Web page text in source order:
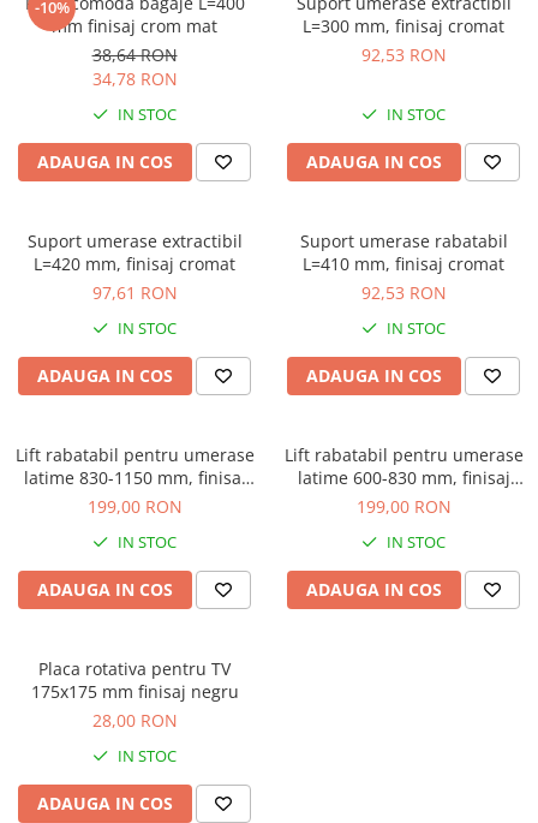
Sisteme si accesorii pentru
Sisteme pentru usi pliante
Accesorii dressing
Bari pentru haine
Console si suporti polita
sertare
Organizatoare sertare
Orga-Line - Blum
Suruburi, coltare, elemente de
Picioare si rotile mobilier
Picioare mobilier
Rotile mobilier
Scurgatoare pentru vase
Scule si unelte
Legrabox - Blum
Merivobox - Blum
-10%
mm finisaj crom mat
38,64 RON
34,78 RON
IN STOC
ADAUGA IN COS
L=300 mm, finisaj cromat
92,53 RON
IN STOC
ADAUGA IN COS
Suport umerase extractibil
L=420 mm, finisaj cromat
97,61 RON
IN STOC
ADAUGA IN COS
Suport umerase rabatabil
L=410 mm, finisaj cromat
92,53 RON
IN STOC
ADAUGA IN COS
Lift rabatabil pentru umerase
latime 830-1150 mm, finisaj
crom+gri
199,00 RON
IN STOC
ADAUGA IN COS
Lift rabatabil pentru umerase
latime 600-830 mm, finisaj
crom+gri
199,00 RON
IN STOC
ADAUGA IN COS
Placa rotativa pentru TV
175x175 mm finisaj negru
28,00 RON
IN STOC
ADAUGA IN COS